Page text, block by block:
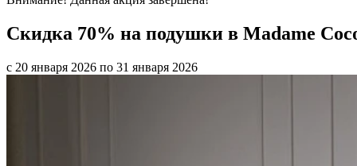
Скидка 70% на подушки в Madame
с 20 января 2026 по 31 января 2026